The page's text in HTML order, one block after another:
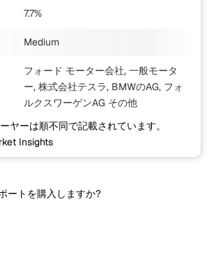
7.7%
Medium
フォード モーター会社, 一般モータ
ー, 株式会社テスラ, BMWのAG, フォ
ルクスワーゲンAG その他
ヤーは順不同で記載されています。
Insights
ートを購入しますか?